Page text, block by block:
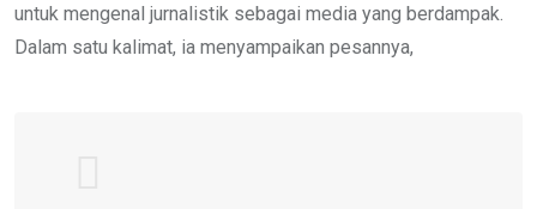
untuk mengenal jurnalistik sebagai media yang berdampak.
Dalam satu kalimat, ia menyampaikan pesannya,